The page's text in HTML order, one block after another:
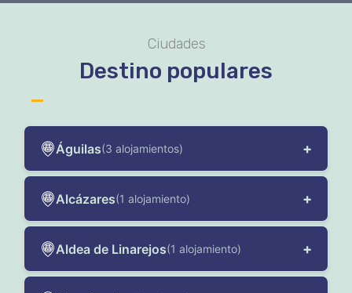
Ciudades
Destino populares
Águilas(3 alojamientos) +
Alcázares(1 alojamiento) +
Aldea de Linarejos(1 alojamiento) +